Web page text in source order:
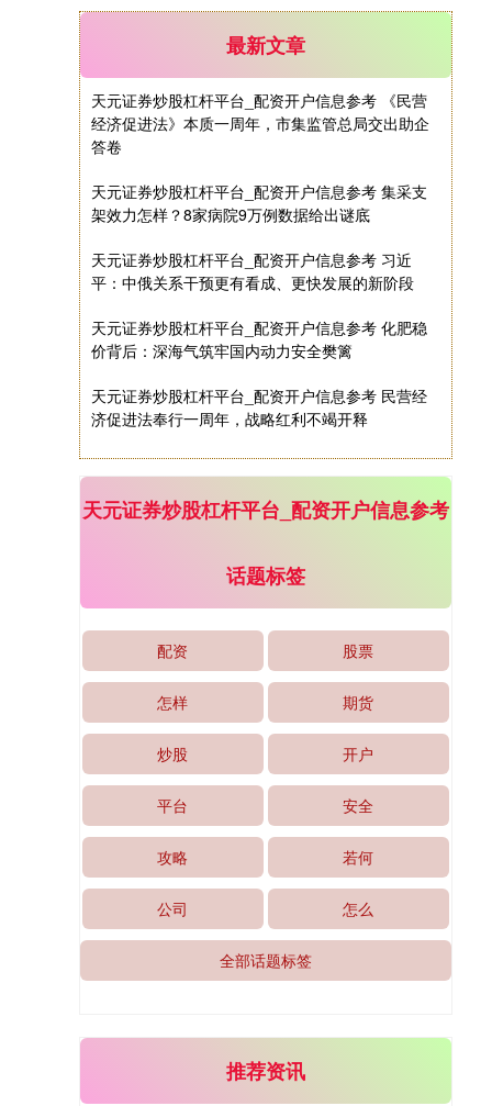
最新文章
天元证券炒股杠杆平台_配资开户信息参考 《民营
经济促进法》本质一周年，市集监管总局交出助企
答卷
天元证券炒股杠杆平台_配资开户信息参考 集采支
架效力怎样？8家病院9万例数据给出谜底
天元证券炒股杠杆平台_配资开户信息参考 习近
平：中俄关系干预更有看成、更快发展的新阶段
天元证券炒股杠杆平台_配资开户信息参考 化肥稳
价背后：深海气筑牢国内动力安全樊篱
天元证券炒股杠杆平台_配资开户信息参考 民营经
济促进法奉行一周年，战略红利不竭开释
天元证券炒股杠杆平台_配资开户信息参考
话题标签
配资 股票
怎样 期货
炒股 开户
平台 安全
攻略 若何
公司 怎么
全部话题标签
推荐资讯